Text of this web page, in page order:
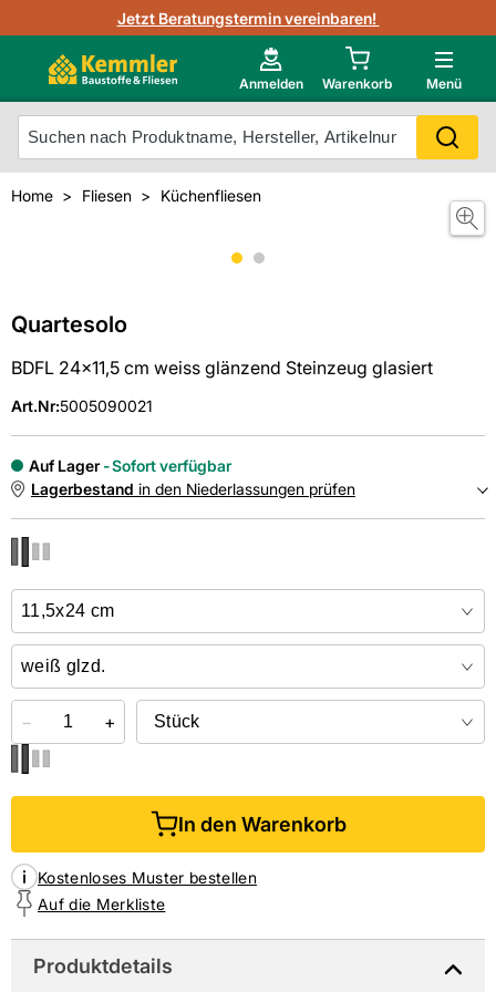
Jetzt Beratungstermin vereinbaren!
Anmelden Warenkorb Menü
3D-Raumvisualisierung
Kemmler-Partner
Ihr Fliesentyp
Fliesen-Kemmler AR-App
Highlight des Monats Fliesenserie Paladina
Gutjahr
Otto
Neu im Onlineshop?
Mein Konto
Home Fliesen Küchenfliesen
Quartesolo
BDFL 24x11,5 cm weiss glänzend Steinzeug glasiert
Art.Nr:5005090021
Auf Lager
Sofort verfügbar
Lagerbestand in den Niederlassungen prüfen
Online kaufen &
− +
In den Warenkorb
Kostenloses Muster bestellen
Auf die Merkliste
Produktdetails